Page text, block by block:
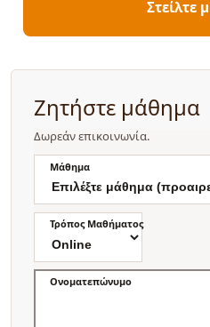
Στείλτε
Ζητήστε μάθημα
Δωρεάν επικοινωνία.
Μάθημα
Τρόπος Μαθήματος
Ονοματεπώνυμο